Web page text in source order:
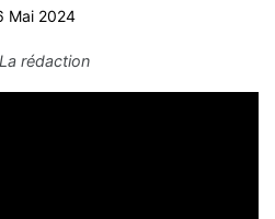
Mai 2024
La rédaction